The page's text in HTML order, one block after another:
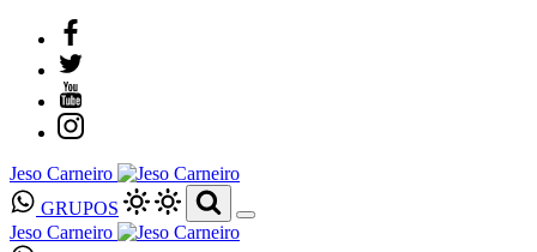
Jeso Carneiro
GRUPOS
Jeso Carneiro